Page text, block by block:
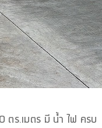
ตร.เมตร มี น้ำ ไฟ ครบ